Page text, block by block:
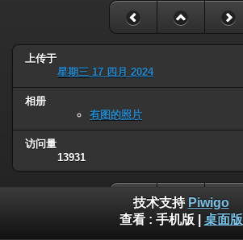
上传于
星期三 17 四月 2024
相册
有图的照片
访问量
13931
技术支持 Piwigo
查看 : 手机版 桌面版